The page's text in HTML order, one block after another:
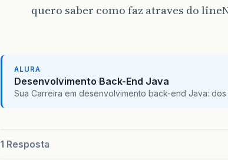
quero saber como faz atraves do
ALURA
Desenvolvimento Back-End Java
Sua Carreira em desenvolvimento back-end Java:
1 Resposta